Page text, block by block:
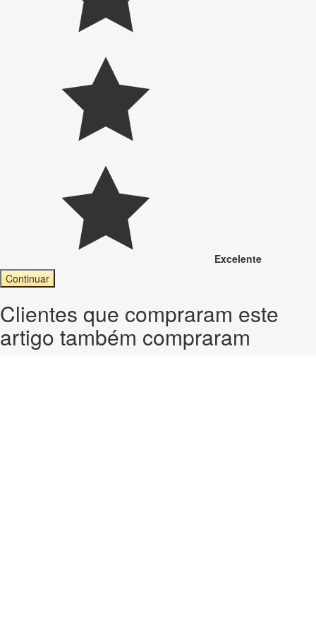
Excelente
Continuar
Clientes que compraram este
artigo também compraram